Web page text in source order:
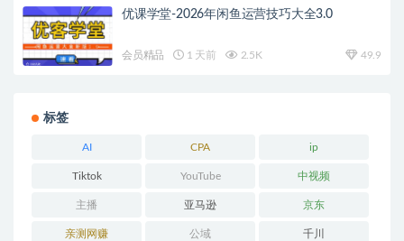
优课学堂-2026年闲鱼运营技巧大全3.0
会员精品 1 天前 2.5K 49.9
标签
AI CPA ip
Tiktok YouTube 中视频
主播 亚马逊 京东
亲测网赚 公域 千川